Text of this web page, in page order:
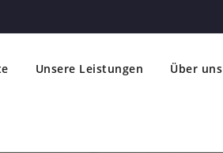
Unsere Leistungen Über uns